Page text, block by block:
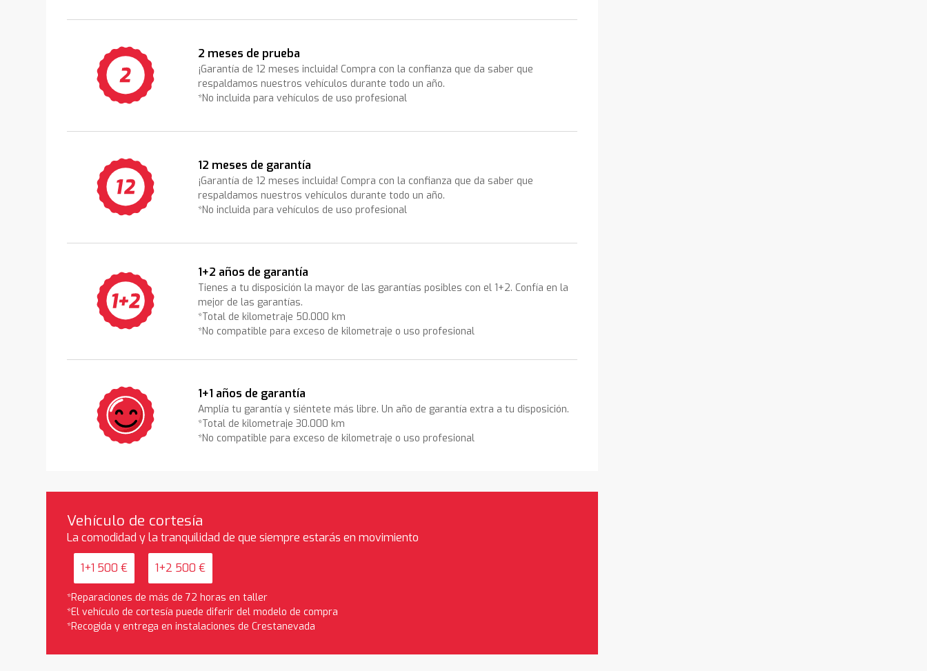
2 meses de prueba
¡Garantía de 12 meses incluida! Compra con la confianza que da saber que
respaldamos nuestros vehículos durante todo un año.
*No incluida para vehículos de uso profesional
12 meses de garantía
¡Garantía de 12 meses incluida! Compra con la confianza que da saber que
respaldamos nuestros vehículos durante todo un año.
*No incluida para vehículos de uso profesional
1+2 años de garantía
Tienes a tu disposición la mayor de las garantías posibles con el 1+2. Confía en la
mejor de las garantías.
*Total de kilometraje 50.000 km
*No compatible para exceso de kilometraje o uso profesional
1+1 años de garantía
Amplía tu garantía y siéntete más libre. Un año de garantía extra a tu disposición.
*Total de kilometraje 30.000 km
*No compatible para exceso de kilometraje o uso profesional
Vehículo de cortesía
La comodidad y la tranquilidad de que siempre estarás en movimiento
1+1 500 € 1+2 500 €
*Reparaciones de más de 72 horas en taller
*El vehículo de cortesía puede diferir del modelo de compra
*Recogida y entrega en instalaciones de Crestanevada